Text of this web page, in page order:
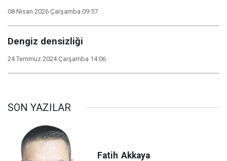
08 Nisan 2026 Çarşamba 09:57
Dengiz densizliği
24 Temmuz 2024 Çarşamba 14:06
SON YAZILAR
Fatih Akkaya